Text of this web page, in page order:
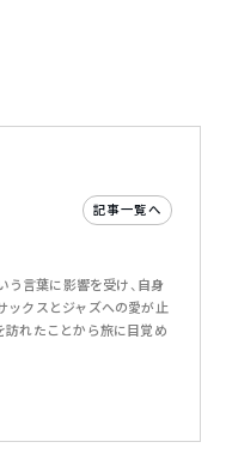
記事一覧へ
う言葉に影響を受け、自身
ックスとジャズへの愛が止
訪れたことから旅に目覚め